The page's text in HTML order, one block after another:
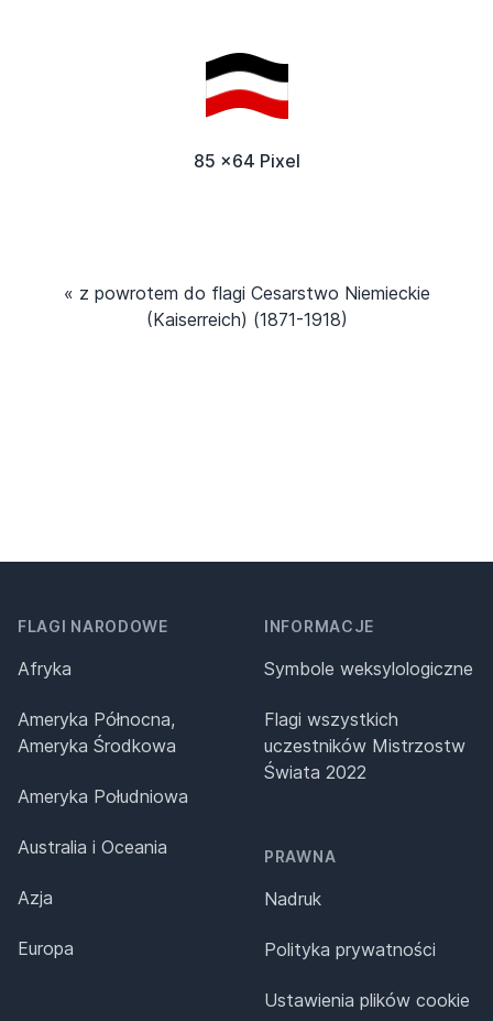
85 x64 Pixel
« z powrotem do flagi Cesarstwo Niemieckie
(Kaiserreich) (1871-1918)
FLAGI NARODOWE
Afryka
Ameryka Północna,
Ameryka Środkowa
Ameryka Południowa
Australia i Oceania
Azja
Europa
INFORMACJE
Symbole weksylologiczne
Flagi wszystkich
uczestników Mistrzostw
Świata 2022
PRAWNA
Nadruk
Polityka prywatności
Ustawienia plików cookie